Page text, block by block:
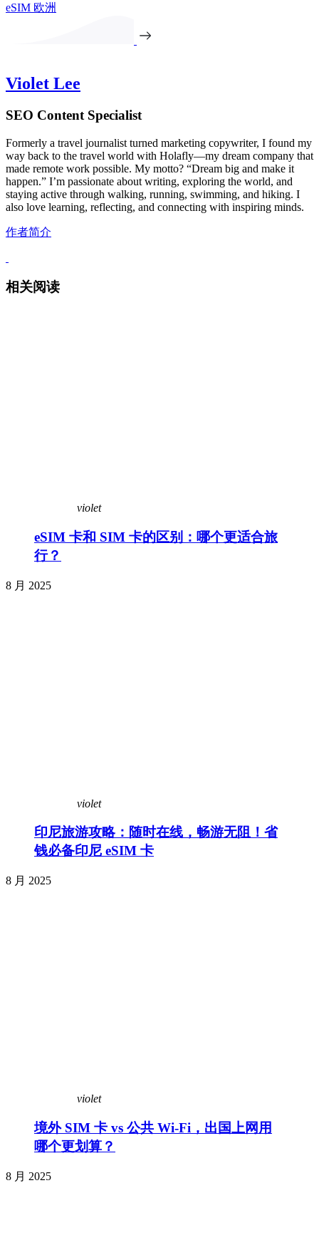
eSIM 欧洲
Violet Lee
SEO Content Specialist
Formerly a travel journalist turned marketing copywriter, I found my
way back to the travel world with Holafly—my dream company that
made remote work possible. My motto? “Dream big and make it
happen.” I’m passionate about writing, exploring the world, and
staying active through walking, running, swimming, and hiking. I
also love learning, reflecting, and connecting with inspiring minds.
作者简介
相关阅读
violet
eSIM 卡和 SIM 卡的区别：哪个更适合旅
行？
8 月 2025
violet
印尼旅游攻略：随时在线，畅游无阻！省
钱必备印尼 eSIM 卡
8 月 2025
violet
境外 SIM 卡 vs 公共 Wi-Fi，出国上网用
哪个更划算？
8 月 2025